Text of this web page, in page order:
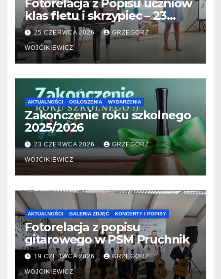
Fotorelacja z Popisu uczniów
klas fletu i skrzypiec – 23
06.2026
25 CZERWCA 2026 GRZEGORZ
WOJCIKIEWICZ
AKTUALNOŚCI OGŁOSZENIA WYDARZENIA
Zakończenie roku szkolnego
2025/2026
23 CZERWCA 2026 GRZEGORZ
WOJCIKIEWICZ
AKTUALNOŚCI GALERIA ZDJĘĆ KONCERTY I POPISY
Fotorelacja z popisu
gitarowego w PSM Pruchnik
19 CZERWCA 2026 GRZEGORZ
WOJCIKIEWICZ